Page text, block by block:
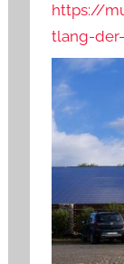
https://
tlang-